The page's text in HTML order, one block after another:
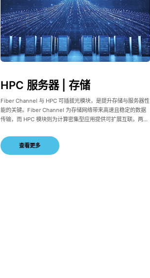
HPC 服务器 | 存储
Fiber Channel 与 HPC 可插拔光模块，是提升存储与服务器性
能的关键。Fiber Channel 为存储网络带来高速且稳定的数据
传输，而 HPC 模块则为计算密集型应用提供可扩展互联。两者
动与卓越性能。
查看更多